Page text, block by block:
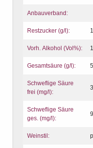
Anbauverband:
Restzucker (g/l):
Vorh. Alkohol (Vol%):
Gesamtsäure (g/l): 5
Schweflige Säure
frei (mg/l):
Schweflige Säure
ges. (mg/l):
Weinstil: